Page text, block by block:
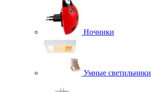
Ночники
Умные светильники